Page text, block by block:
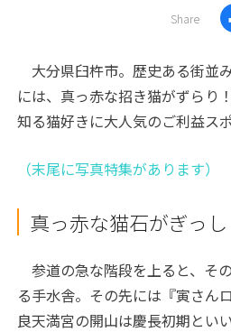
Share
大分県臼杵市。歴史ある街並
には、真っ赤な招き猫がずら
知る猫好きに大人気のご利益ス
（末尾に写真特集があります）
真っ赤な猫石がぎっし
参道の急な階段を上ると、そ
る手水舎。その先には『寅さん
良天満宮の開山は慶長初期とい